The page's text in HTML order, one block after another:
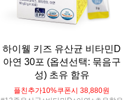
하이웰 키즈 유산균 비타민D
아연 30포 (옵션선택: 묶음구
성) 초유 함유
플친추가10%쿠폰시 38,880원